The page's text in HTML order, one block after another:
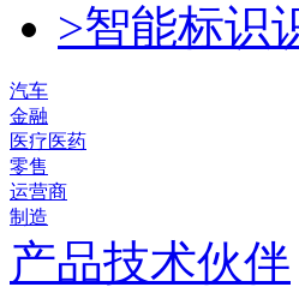
>智能标识
汽车
金融
医疗医药
零售
运营商
制造
产品技术伙伴